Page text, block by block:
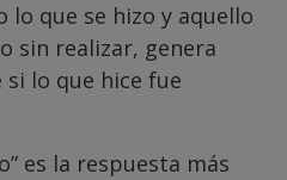
lo que se hizo y aquello
sin realizar, genera
lo que hice fue
es la respuesta más